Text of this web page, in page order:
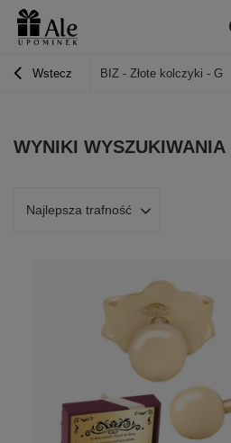
Wstecz BIZ - Złote kolczyki - G
WYNIKI WYSZUKIWANIA
Najlepsza trafność